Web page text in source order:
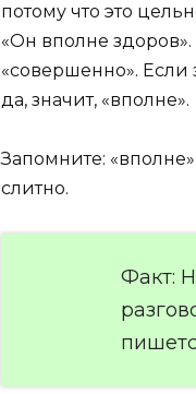
потому что это
«Он вполне
«совершенно».
да, значит, «вполне».
Запомните:
слитно.
Факт: